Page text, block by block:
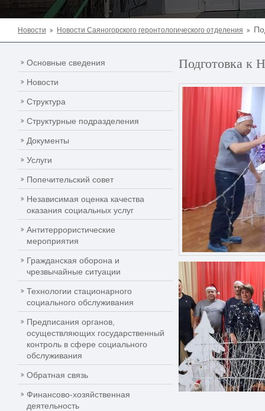
Новости Новости Саяногорского геронтологического отделения
Основные сведения
Новости
Структура
Структурные подразделения
Документы
Услуги
Попечительский совет
Независимая оценка качества
оказания социальных услуг
Антитеррористические
мероприятия
Гражданская оборона и
чрезвычайные ситуации
Технологии стационарного
социального обслуживания
Предписания органов,
осуществляющих государственный
контроль в сфере социального
обслуживания
Обратная связь
Финансово-хозяйственная
деятельность
Подготовка к